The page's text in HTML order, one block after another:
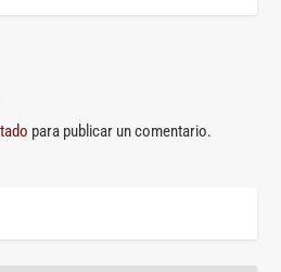
para publicar un comentario.